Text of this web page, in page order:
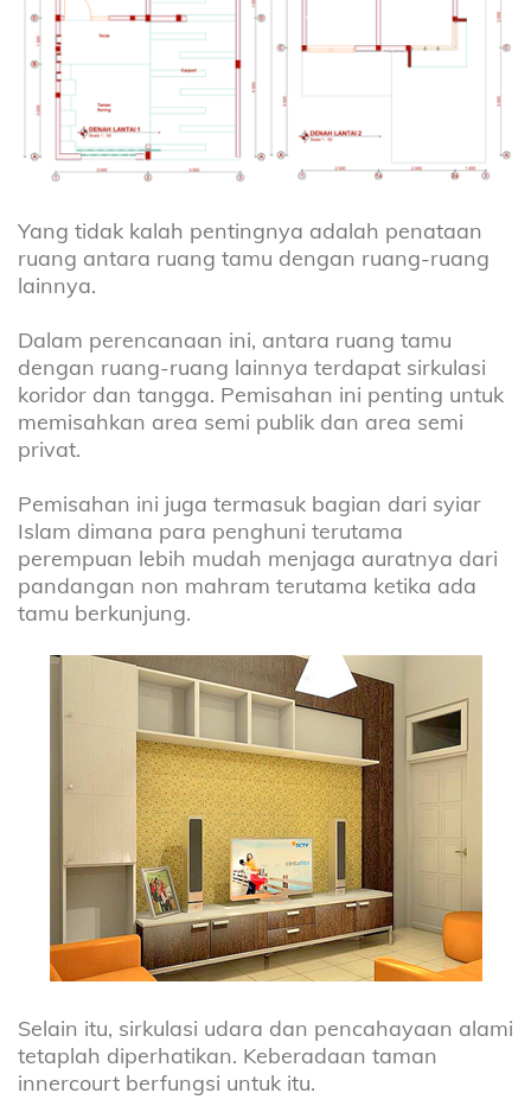
Yang tidak kalah pentingnya adalah penataan
ruang antara ruang tamu dengan ruang-ruang
lainnya.
Dalam perencanaan ini, antara ruang tamu
dengan ruang-ruang lainnya terdapat sirkulasi
koridor dan tangga. Pemisahan ini penting untuk
memisahkan area semi publik dan area semi
privat.
Pemisahan ini juga termasuk bagian dari syiar
Islam dimana para penghuni terutama
perempuan lebih mudah menjaga auratnya dari
pandangan non mahram terutama ketika ada
tamu berkunjung.
Selain itu, sirkulasi udara dan pencahayaan alami
tetaplah diperhatikan. Keberadaan taman
innercourt berfungsi untuk itu.